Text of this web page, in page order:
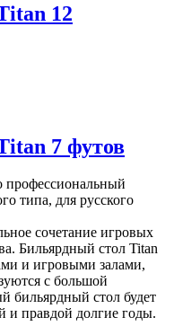
12
7 футов
профессиональный
типа, для русского
сочетание игровых
Бильярдный стол Titan
и игровыми залами,
с большой
бильярдный стол будет
и правдой долгие годы.